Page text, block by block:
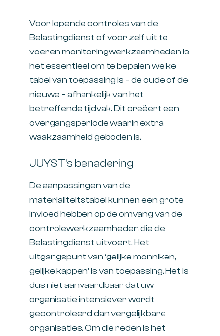
Voor lopende controles van de
Belastingdienst of voor zelf uit te
voeren monitoringwerkzaamheden is
het essentieel om te bepalen welke
tabel van toepassing is – de oude of de
nieuwe – afhankelijk van het
betreffende tijdvak. Dit creëert een
overgangsperiode waarin extra
waakzaamheid geboden is.
JUYST’s benadering
De aanpassingen van de
materialiteitstabel kunnen een grote
invloed hebben op de omvang van de
controlewerkzaamheden die de
Belastingdienst uitvoert. Het
uitgangspunt van ‘gelijke monniken,
gelijke kappen’ is van toepassing. Het is
dus niet aanvaardbaar dat uw
organisatie intensiever wordt
gecontroleerd dan vergelijkbare
organisaties. Om die reden is het